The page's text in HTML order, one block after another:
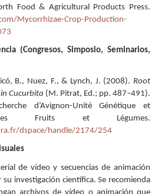
Food & Agricultural Products Press.
Mycorrhizae-Crop-Production-
(Congresos, Simposio, Seminarios,
B., Nuez, F., & Lynch, J. (2008). Root
Cucurbita (M. Pitrat, Ed.; pp. 487–491).
d’Avignon-Unité Génétique et
des Fruits et Légumes.
dspace/handle/2174/254
de vídeo y secuencias de animación
investigación científica. Se recomienda